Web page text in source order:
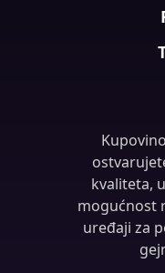
kvaliteta,
mogućnost
uređaji za